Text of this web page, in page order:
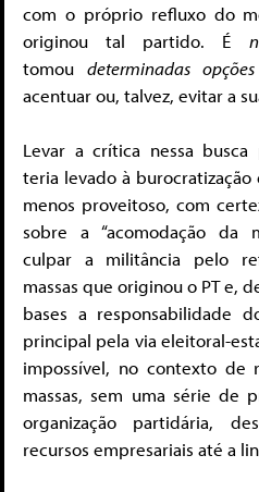
com o próprio refluxo do
originou tal partido. É
tomou determinadas
acentuar ou, talvez, evitar a
Levar a crítica nessa busca
teria levado à
menos proveitoso, com
sobre a “acomodação da
culpar a militância pelo
massas que originou o PT e,
bases a responsabilidade
principal pela via eleitoral-
impossível, no contexto de
massas, sem uma série de
organização partidária,
recursos empresariais até a